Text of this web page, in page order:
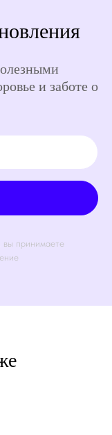
и заботе о
вы принимаете